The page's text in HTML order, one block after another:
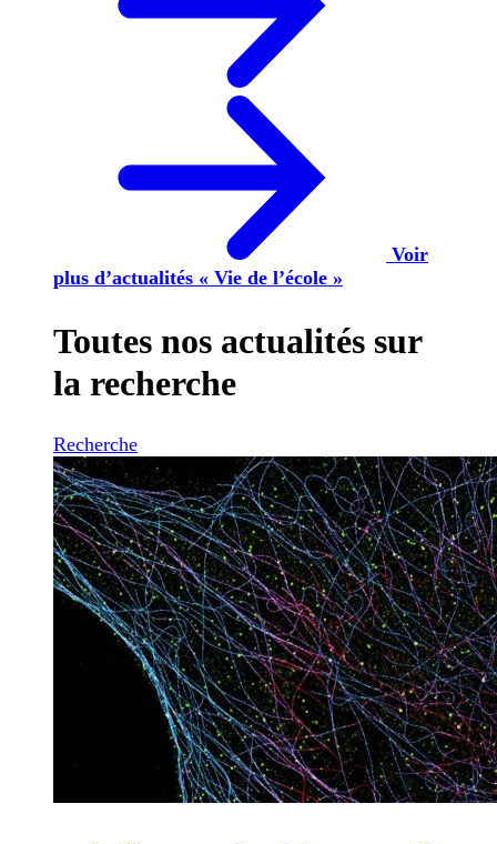
Voir
plus d’actualités « Vie de l’école »
Toutes nos actualités sur
la recherche
Recherche